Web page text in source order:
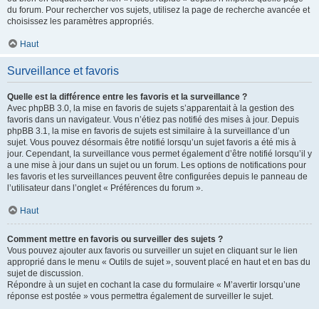
du forum. Pour rechercher vos sujets, utilisez la page de recherche avancée et
choisissez les paramètres appropriés.
Haut
Surveillance et favoris
Quelle est la différence entre les favoris et la surveillance ?
Avec phpBB 3.0, la mise en favoris de sujets s’apparentait à la gestion des
favoris dans un navigateur. Vous n’étiez pas notifié des mises à jour. Depuis
phpBB 3.1, la mise en favoris de sujets est similaire à la surveillance d’un
sujet. Vous pouvez désormais être notifié lorsqu’un sujet favoris a été mis à
jour. Cependant, la surveillance vous permet également d’être notifié lorsqu’il y
a une mise à jour dans un sujet ou un forum. Les options de notifications pour
les favoris et les surveillances peuvent être configurées depuis le panneau de
l’utilisateur dans l’onglet « Préférences du forum ».
Haut
Comment mettre en favoris ou surveiller des sujets ?
Vous pouvez ajouter aux favoris ou surveiller un sujet en cliquant sur le lien
approprié dans le menu « Outils de sujet », souvent placé en haut et en bas du
sujet de discussion.
Répondre à un sujet en cochant la case du formulaire « M’avertir lorsqu’une
réponse est postée » vous permettra également de surveiller le sujet.